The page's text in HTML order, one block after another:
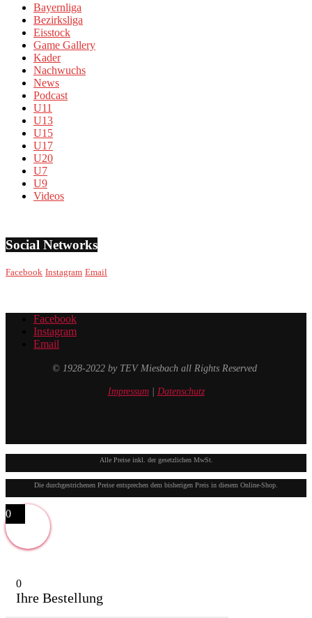
Bayernliga
Bezirksliga
Eisstock
Game Gallery
Kader
Nachwuchs
News
Podcast
U11
U13
U15
U17
U20
U7
U9
Videos
Social Networks
Facebook Instagram Email
Facebook
Instagram
Email
© 1928-2022 by TEV Miesbach all Rights Reserved
Impressum| Datenschutz
Alle Preise inkl. der gesetzlichen MwSt.
Die durchgestrichenen Preise entsprechen dem bisherigen Preis in diesem Online-Shop.
0
0
Ihre Bestellung